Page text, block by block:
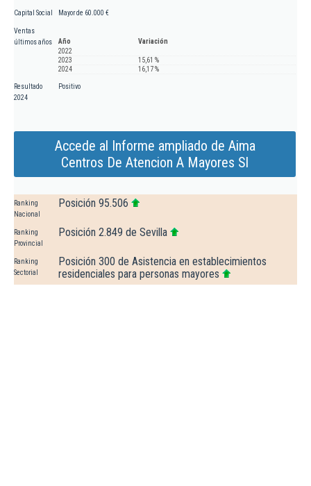
Capital Social Mayor de 60.000 €
Ventas
últimos años
Año
Variación
2022
2023
15,61 %
2024
16,17 %
Resultado
2024
Positivo
Accede al Informe ampliado de Aima
Centros De Atencion A Mayores Sl
Ranking
Nacional
Posición 95.506
Ranking
Provincial
Posición 2.849 de Sevilla
Ranking
Sectorial
Posición 300 de Asistencia en establecimientos
residenciales para personas mayores